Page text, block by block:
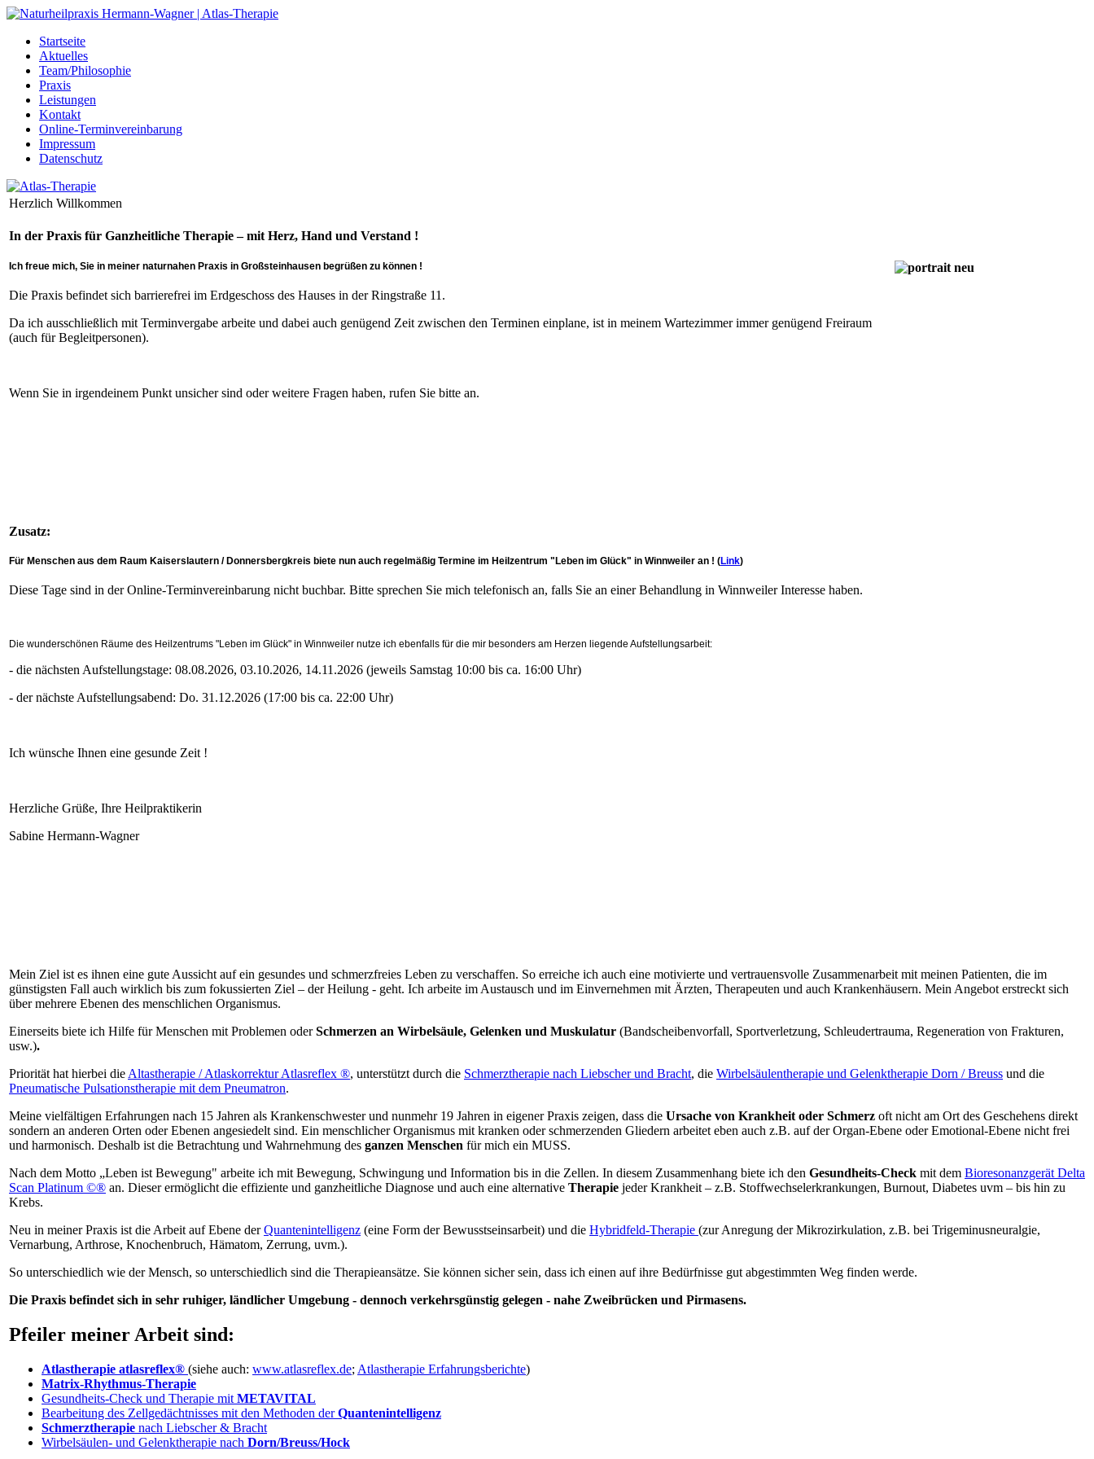
Startseite
Aktuelles
Team/Philosophie
Praxis
Leistungen
Kontakt
Online-Terminvereinbarung
Impressum
Datenschutz
Herzlich Willkommen
In der Praxis für Ganzheitliche Therapie – mit Herz, Hand und Verstand !
Ich freue mich, Sie in meiner naturnahen Praxis in Großsteinhausen begrüßen zu können !
Die Praxis befindet sich barrierefrei im Erdgeschoss des Hauses in der Ringstraße 11.
Da ich ausschließlich mit Terminvergabe arbeite und dabei auch genügend Zeit zwischen den Terminen einplane, ist in meinem Wartezimmer immer genügend Freiraum
(auch für Begleitpersonen).
Wenn Sie in irgendeinem Punkt unsicher sind oder weitere Fragen haben, rufen Sie bitte an.
Zusatz:
Für Menschen aus dem Raum Kaiserslautern / Donnersbergkreis biete nun auch regelmäßig Termine im Heilzentrum "Leben im Glück" in Winnweiler an ! (Link)
Diese Tage sind in der Online-Terminvereinbarung nicht buchbar. Bitte sprechen Sie mich telefonisch an, falls Sie an einer Behandlung in Winnweiler Interesse haben.
Die wunderschönen Räume des Heilzentrums "Leben im Glück" in Winnweiler nutze ich ebenfalls für die mir besonders am Herzen liegende Aufstellungsarbeit:
- die nächsten Aufstellungstage: 08.08.2026, 03.10.2026, 14.11.2026 (jeweils Samstag 10:00 bis ca. 16:00 Uhr)
- der nächste Aufstellungsabend: Do. 31.12.2026 (17:00 bis ca. 22:00 Uhr)
Ich wünsche Ihnen eine gesunde Zeit !
Herzliche Grüße, Ihre Heilpraktikerin
Sabine Hermann-Wagner
Mein Ziel ist es ihnen eine gute Aussicht auf ein gesundes und schmerzfreies Leben zu verschaffen. So erreiche ich auch eine motivierte und vertrauensvolle Zusammenarbeit mit meinen Patienten, die im
günstigsten Fall auch wirklich bis zum fokussierten Ziel – der Heilung - geht. Ich arbeite im Austausch und im Einvernehmen mit Ärzten, Therapeuten und auch Krankenhäusern. Mein Angebot erstreckt sich
über mehrere Ebenen des menschlichen Organismus.
Einerseits biete ich Hilfe für Menschen mit Problemen oderSchmerzen an Wirbelsäule, Gelenken und Muskulatur (Bandscheibenvorfall, Sportverletzung, Schleudertrauma, Regeneration von Frakturen,
usw.).
Priorität hat hierbei die Altastherapie / Atlaskorrektur Atlasreflex ®, unterstützt durch die Schmerztherapie nach Liebscher und Bracht, die Wirbelsäulentherapie und Gelenktherapie Dorn / Breuss und die
Pneumatische Pulsationstherapie mit dem Pneumatron.
Meine vielfältigen Erfahrungen nach 15 Jahren als Krankenschwester und nunmehr 19 Jahren in eigener Praxis zeigen, dass die Ursache von Krankheit oder Schmerz oft nicht am Ort des Geschehens direkt
sondern an anderen Orten oder Ebenen angesiedelt sind. Ein menschlicher Organismus mit kranken oder schmerzenden Gliedern arbeitet eben auch z.B. auf der Organ-Ebene oder Emotional-Ebene nicht frei
und harmonisch. Deshalb ist die Betrachtung und Wahrnehmung des ganzen Menschen für mich ein MUSS.
Nach dem Motto „Leben ist Bewegung" arbeite ich mit Bewegung, Schwingung und Information bis in die Zellen. In diesem Zusammenhang biete ich den Gesundheits-Check mit dem Bioresonanzgerät Delta
Scan Platinum ©® an. Dieser ermöglicht die effiziente und ganzheitliche Diagnose und auch eine alternative Therapie jeder Krankheit – z.B. Stoffwechselerkrankungen, Burnout, Diabetes uvm – bis hin zu
Krebs.
Neu in meiner Praxis ist die Arbeit auf Ebene derQuantenintelligenz (eine Form der Bewusstseinsarbeit) und die Hybridfeld-Therapie (zur Anregung der Mikrozirkulation, z.B. bei Trigeminusneuralgie,
Vernarbung, Arthrose, Knochenbruch, Hämatom, Zerrung, uvm.).
So unterschiedlich wie der Mensch, so unterschiedlich sind die Therapieansätze. Sie können sicher sein, dass ich einen auf ihre Bedürfnisse gut abgestimmten Weg finden werde.
Die Praxis befindet sich in sehr ruhiger, ländlicher Umgebung - dennoch verkehrsgünstig gelegen - nahe Zweibrücken und Pirmasens.
Pfeiler meiner Arbeit sind:
Atlastherapie atlasreflex® (siehe auch: www.atlasreflex.de; Atlastherapie Erfahrungsberichte)
Matrix-Rhythmus-Therapie
Gesundheits-Check und Therapie mit METAVITAL
Bearbeitung des Zellgedächtnisses mit den Methoden derQuantenintelligenz
Schmerztherapie nach Liebscher & Bracht
Wirbelsäulen- und Gelenktherapie nach Dorn/Breuss/Hock